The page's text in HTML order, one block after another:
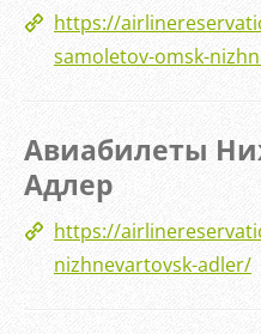
https://
samoletov-omsk-
Авиабилеты
Адлер
https://
nizhnevartovsk-adler/